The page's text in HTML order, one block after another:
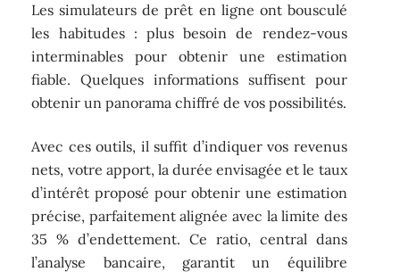
Les simulateurs de prêt en ligne ont bousculé
les habitudes : plus besoin de rendez-vous
interminables pour obtenir une estimation
fiable. Quelques informations suffisent pour
obtenir un panorama chiffré de vos possibilités.
Avec ces outils, il suffit d’indiquer vos revenus
nets, votre apport, la durée envisagée et le taux
d’intérêt proposé pour obtenir une estimation
précise, parfaitement alignée avec la limite des
35 % d’endettement. Ce ratio, central dans
l’analyse bancaire, garantit un équilibre